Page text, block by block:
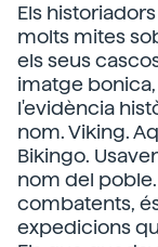
Els
molts mites
els seus
imatge
l'evidència
nom. Viking.
Bikingo.
nom del
combatents,
expedicions